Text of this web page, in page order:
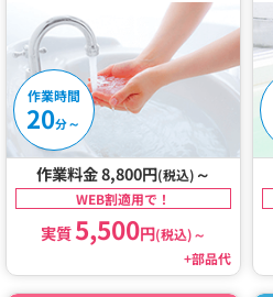
作業時間
20分～
作業料金 8,800円(税込) ～
WEB割適用で！
実質5,500円(税込)～
+部品代